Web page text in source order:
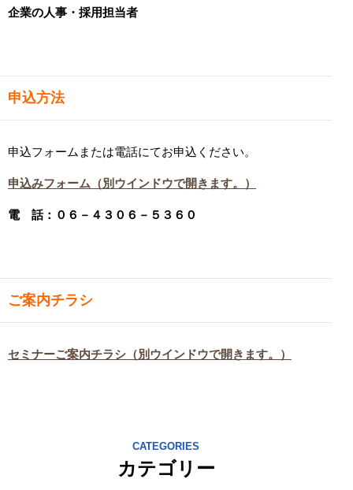
企業の人事・採用担当者
申込方法
申込フォームまたは電話にてお申込ください。
申込みフォーム （別ウインドウで開きます。）
電 話：０６－４３０６－５３６０
ご案内チラシ
セミナーご案内チラシ（別ウインドウで開きます。）
CATEGORIES
カテゴリー